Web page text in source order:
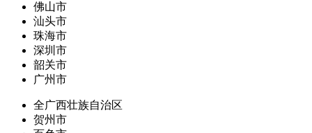
佛山市
汕头市
珠海市
深圳市
韶关市
广州市
全广西壮族自治区
贺州市